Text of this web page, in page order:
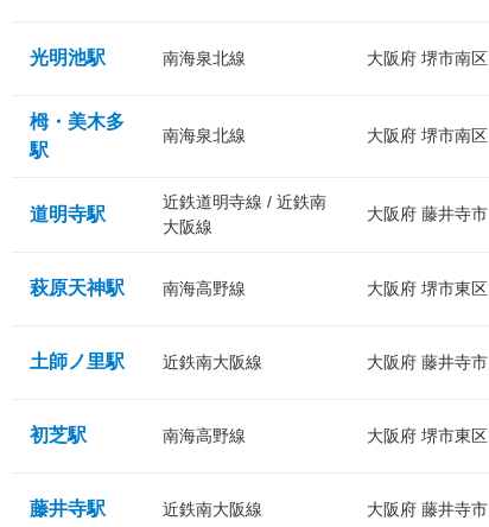
光明池駅 南海泉北線 大阪府 堺市南区
栂・美木多
駅
南海泉北線 大阪府 堺市南区
道明寺駅
近鉄道明寺線 / 近鉄南
大阪線
大阪府 藤井寺市
萩原天神駅 南海高野線 大阪府 堺市東区
土師ノ里駅 近鉄南大阪線 大阪府 藤井寺市
初芝駅 南海高野線 大阪府 堺市東区
藤井寺駅 近鉄南大阪線 大阪府 藤井寺市